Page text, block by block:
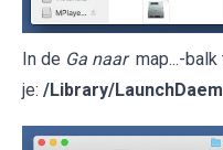
In de Ga naar map...-balk
je: /Library/